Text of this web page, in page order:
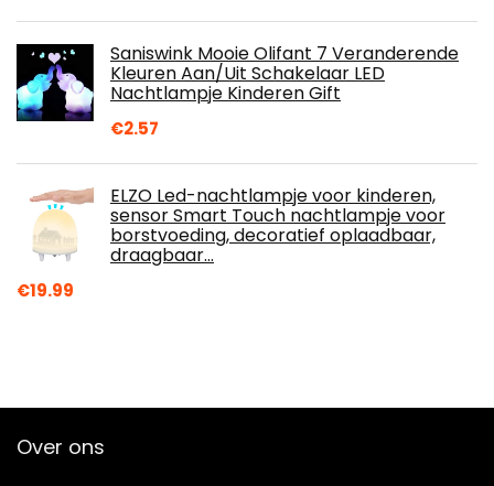
Saniswink Mooie Olifant 7 Veranderende
Kleuren Aan/Uit Schakelaar LED
Nachtlampje Kinderen Gift
€2.57
ELZO Led-nachtlampje voor kinderen,
sensor Smart Touch nachtlampje voor
borstvoeding, decoratief oplaadbaar,
draagbaar…
€19.99
Over ons